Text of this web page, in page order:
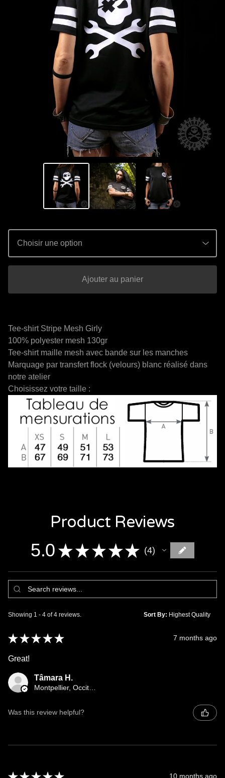
Ajouter au panier
Tee-shirt Stripe Mesh Girly
100% polyester mesh 130gr
Tee-shirt maille mesh avec bande sur les manches
Marquage par transfert flock (velours) blanc réalisé dans
notre atelier
Choisissez votre taille :
Product Reviews
5.0 ★ ★ ★ ★ ★ 4
4
Showing 1 - 4 of 4 reviews. Sort By:
★ ★ ★ ★ ★ 7 months ago
Great!
Tâmara H.
Was this review helpful?
10 months ago